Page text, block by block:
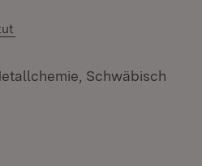
Schwäbisch